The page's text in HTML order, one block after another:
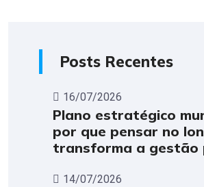
Posts Recentes
16/07/2026
Plano estratégico
por que pensar no
transforma a gestão
14/07/2026